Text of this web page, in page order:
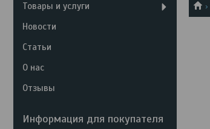
Товары и услуги
Новости
Статьи
О нас
Отзывы
Информация для покупателя